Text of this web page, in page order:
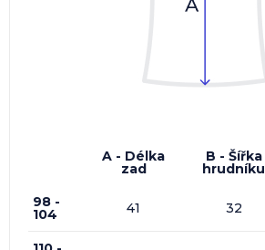
A - Délka
zad
B - Šířka
hrudníku
98 -
104 41 32